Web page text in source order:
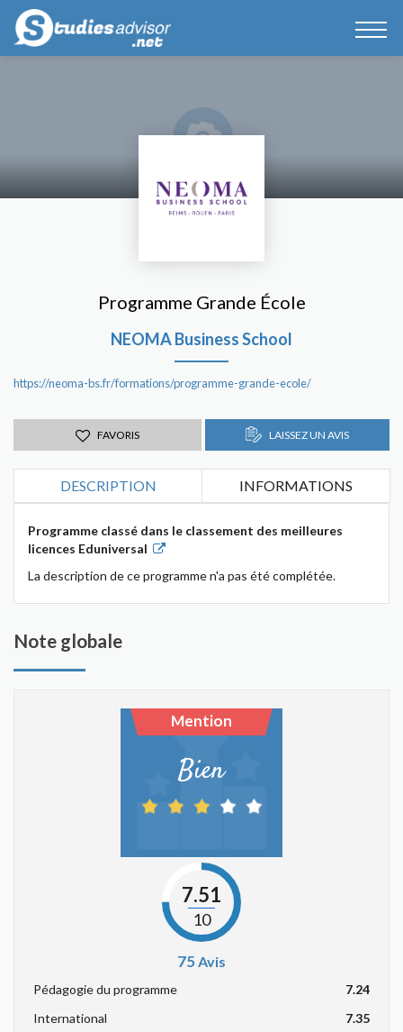
Programme Grande École
NEOMA Business School
https://neoma-bs.fr/formations/programme-grande-ecole/
FAVORIS LAISSEZ UN AVIS
DESCRIPTION INFORMATIONS
Programme classé dans le classement des meilleures
licences Eduniversal
La description de ce programme n'a pas été complétée.
Note globale
Mention
Bien
7.51
10
75Avis
Pédagogie du programme
7.24
International
7.35